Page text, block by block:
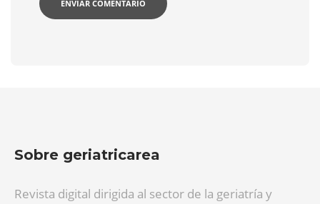
Sobre geriatricarea
Revista digital dirigida al sector de la geriatría y